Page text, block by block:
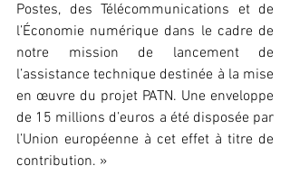
Postes, des Télécommunications et de
l’Économie numérique dans le cadre de
notre mission de lancement de
l’assistance technique destinée à la mise
en œuvre du projet PATN. Une enveloppe
de 15 millions d’euros a été disposée par
l’Union européenne à cet effet à titre de
contribution. »